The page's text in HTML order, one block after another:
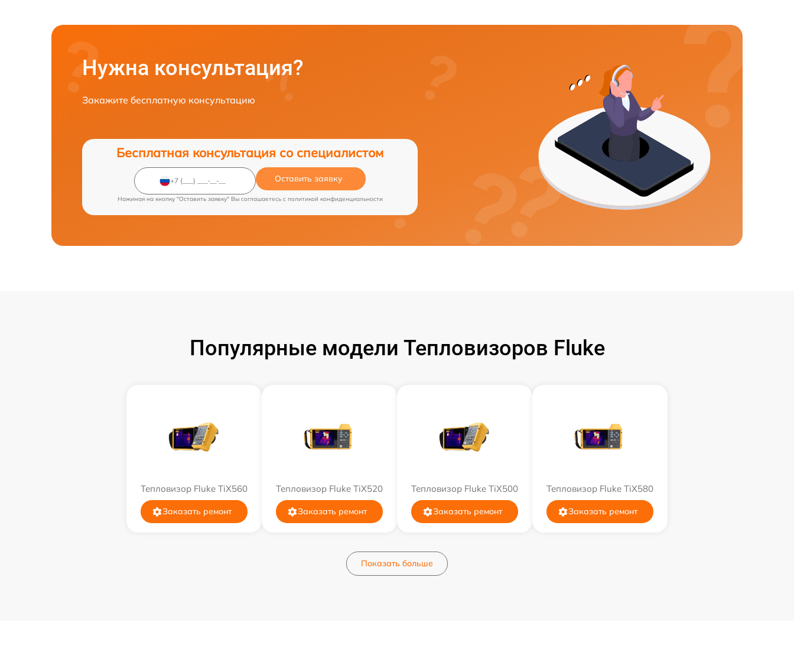
Нужна консультация?
Закажите бесплатную консультацию
Бесплатная консультация со специалистом
Оставить заявку
Нажимая на кнопку "Оставить заявку" Вы соглашаетесь c политикой конфиденциальности
Популярные модели Тепловизоров Fluke
Тепловизор Fluke TiX560
Заказать ремонт
Тепловизор Fluke TiX520
Заказать ремонт
Тепловизор Fluke TiX500
Заказать ремонт
Тепловизор Fluke TiX580
Заказать ремонт
Показать больше